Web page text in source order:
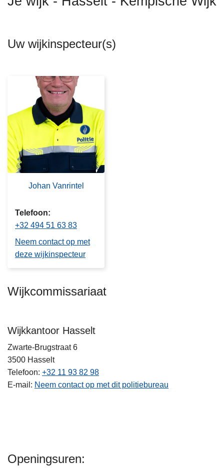
Uw wijkinspecteur(s)
Johan Vanrintel
Telefoon
+32 494 51 63 83
Neem contact op met
deze wijkinspecteur
Wijkcommissariaat
Wijkkantoor Hasselt
Zwarte-Brugstraat 6
3500 Hasselt
Telefoon +32 11 93 82 98
E-mail
Neem contact op met dit politiebureau
Openingsuren